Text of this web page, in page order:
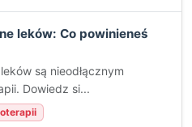
leków: Co powinieneś
są nieodłącznym
Dowiedz si...